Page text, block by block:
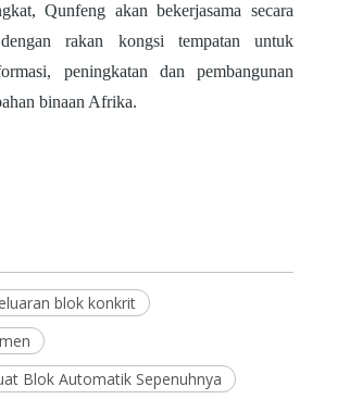
Qunfeng akan bekerjasama secara
rakan kongsi tempatan untuk
peningkatan dan pembangunan
binaan Afrika.
blok konkrit
Blok Automatik Sepenuhnya